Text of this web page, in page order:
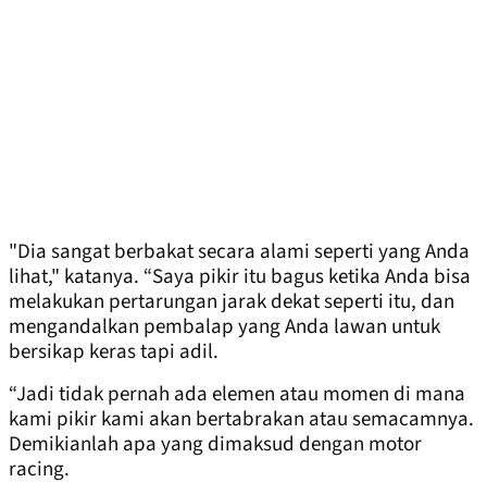
"Dia sangat berbakat secara alami seperti yang Anda
lihat," katanya. “Saya pikir itu bagus ketika Anda bisa
melakukan pertarungan jarak dekat seperti itu, dan
mengandalkan pembalap yang Anda lawan untuk
bersikap keras tapi adil.
“Jadi tidak pernah ada elemen atau momen di mana
kami pikir kami akan bertabrakan atau semacamnya.
Demikianlah apa yang dimaksud dengan motor
racing.